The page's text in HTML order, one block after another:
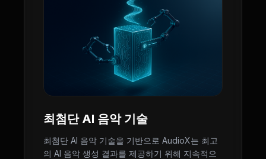
최첨단 AI 음악 기술
최첨단 AI 음악 기술을 기반으로 AudioX는 최고
의 AI 음악 생성 결과를 제공하기 위해 지속적으